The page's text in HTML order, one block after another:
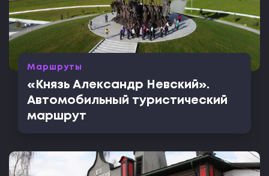
Маршруты
«Князь Александр Невский».
Автомобильный туристический
маршрут